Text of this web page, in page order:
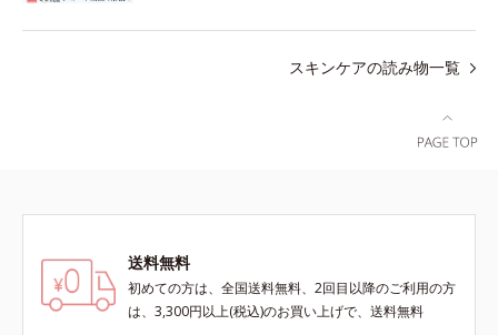
スキンケアの読み物一覧
送料無料
初めての方は、全国送料無料、2回目以降のご利用の方
は、3,300円以上(税込)のお買い上げで、送料無料